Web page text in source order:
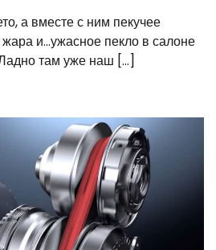
а вместе с ним пекучее
и…ужасное пекло в салоне
там уже наш […]